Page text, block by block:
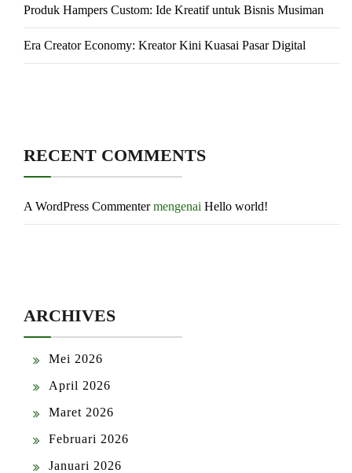
Produk Hampers Custom: Ide Kreatif untuk Bisnis Musiman
Era Creator Economy: Kreator Kini Kuasai Pasar Digital
RECENT COMMENTS
A WordPress Commentermengenai Hello world!
ARCHIVES
Mei 2026
April 2026
Maret 2026
Februari 2026
Januari 2026